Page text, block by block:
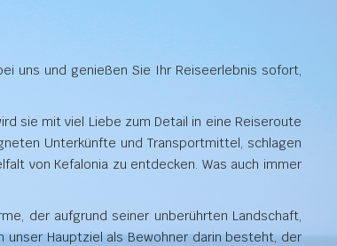
uns und genießen Sie Ihr Reiseerlebnis sofort,
sie mit viel Liebe zum Detail in eine Reiseroute
Unterkünfte und Transportmittel, schlagen
von Kefalonia zu entdecken. Was auch immer
der aufgrund seiner unberührten Landschaft,
Hauptziel als Bewohner darin besteht, der